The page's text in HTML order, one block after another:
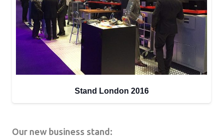
Stand London 2016
Our new business stand: